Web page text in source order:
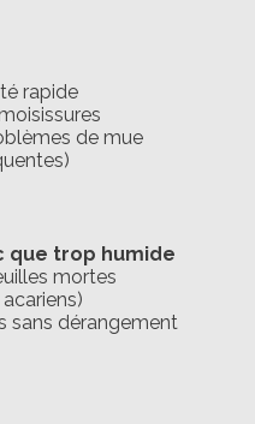
rapide
de mue
que trop humide
mortes
sans dérangement